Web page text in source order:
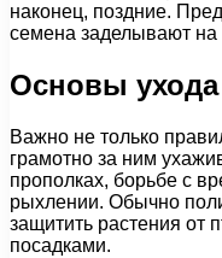
наконец, поздние.
семена заделывают на
Основы ухода
Важно не только
грамотно за ним
прополках, борьбе с
рыхлении. Обычно
защитить растения от
посадками.